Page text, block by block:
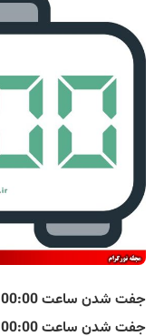
جفت شدن ساعت 00:00
جفت شدن ساعت 00:00